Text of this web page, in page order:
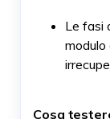
Le fasi
Cosa